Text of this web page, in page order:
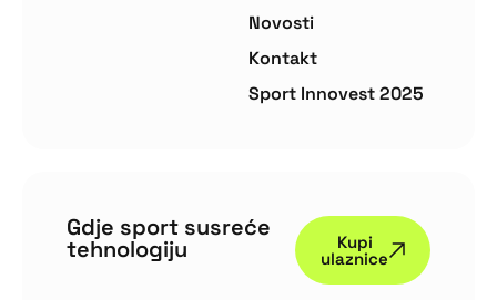
Novosti
Kontakt
Sport Innovest 2025
Gdje sport susreće
tehnologiju Kupi
ulaznice